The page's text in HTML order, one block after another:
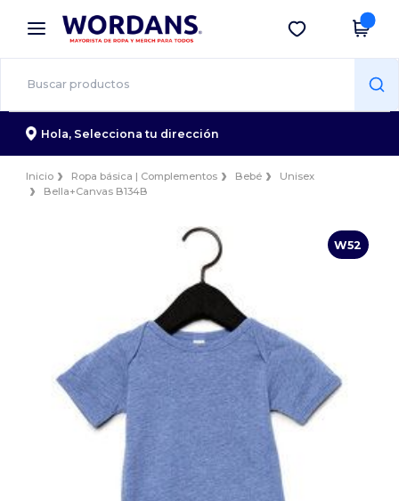
× App de Wordans
¡Mejores precios en app!
Descargar app
Hola, Selecciona tu dirección
Inicio Ropa básica | Complementos Bebé
Unisex
Bella+Canvas B134B
W52